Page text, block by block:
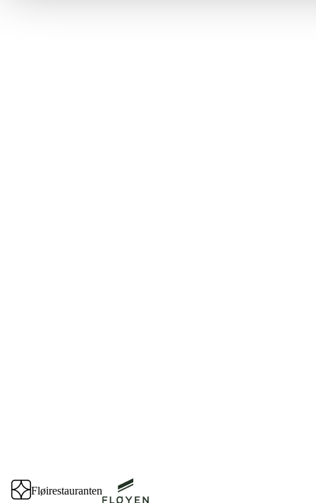
FløirestaurantenFløyen.no